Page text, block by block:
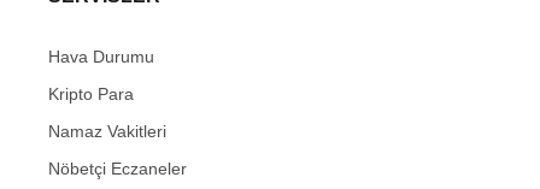
Hava Durumu
Kripto Para
Namaz Vakitleri
Nöbetçi Eczaneler